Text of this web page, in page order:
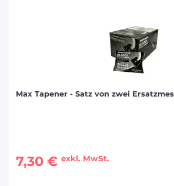
Max Tapener - Satz von zwei
7,30 € exkl. MwSt.